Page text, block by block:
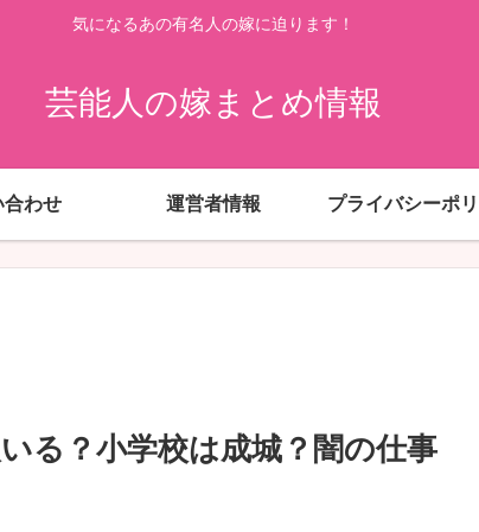
気になるあの有名人の嫁に迫ります！
芸能人の嫁まとめ情報
合わせ 運営者情報 プライバシーポ
る？小学校は成城？闇の仕事